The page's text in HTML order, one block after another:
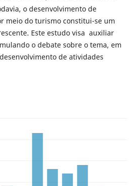
o desenvolvimento de
meio do turismo constitui-se um
Este estudo visa auxiliar
o debate sobre o tema, em
de atividades